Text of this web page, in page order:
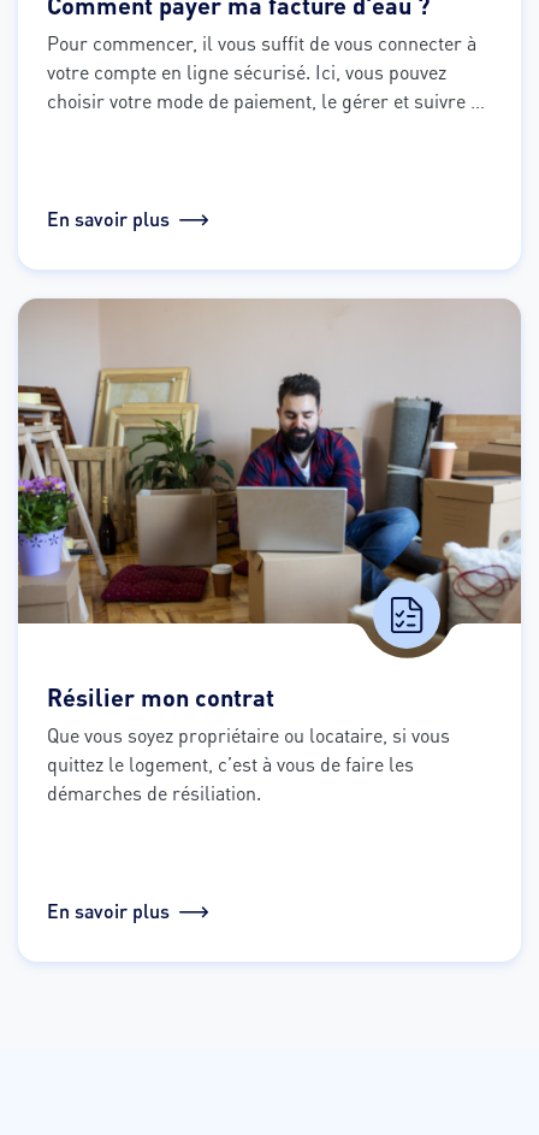
Pour commencer, il vous suffit de vous connecter à
votre compte en ligne sécurisé. Ici, vous pouvez
choisir votre mode de paiement, le gérer et suivre
En savoir plus
Résilier mon contrat
Que vous soyez propriétaire ou locataire, si vous
quittez le logement, c’est à vous de faire les
démarches de résiliation.
En savoir plus